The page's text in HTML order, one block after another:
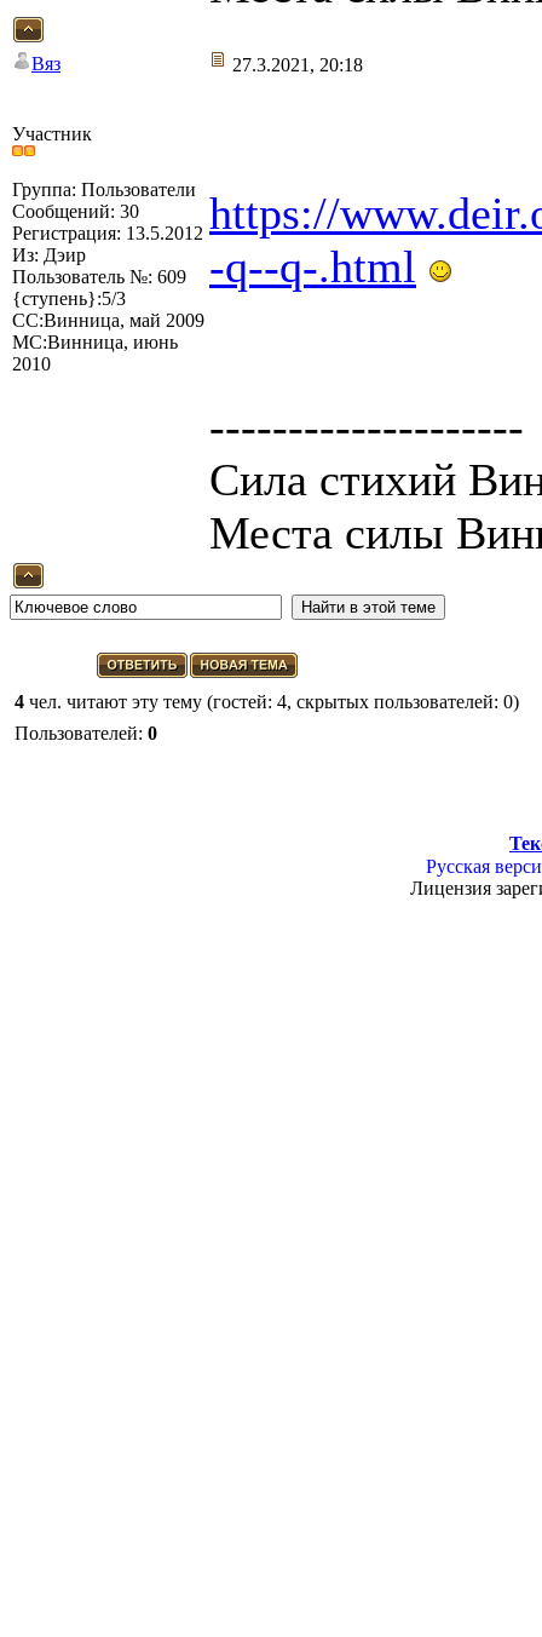
Вяз 27.3.2021, 20:18
Участник
Группа: Пользователи
Сообщений: 30
Регистрация: 13.5.2012
Из: Дэир
Пользователь №: 609
{ступень}:5/3
СС:Винница, май 2009
МС:Винница, июнь
2010
https://
-q--q-.html
--------------------
Сила стихий
Места силы
4 чел. читают эту тему (гостей: 4, скрытых пользователей: 0)
Пользователей: 0
Русская
Лицензия